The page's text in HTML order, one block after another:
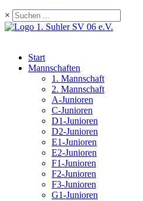
×
Start
Mannschaften
1. Mannschaft
2. Mannschaft
A-Junioren
C-Junioren
D1-Junioren
D2-Junioren
E1-Junioren
E2-Junioren
F1-Junioren
F2-Junioren
F3-Junioren
G1-Junioren